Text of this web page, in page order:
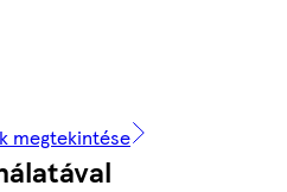
megtekintése